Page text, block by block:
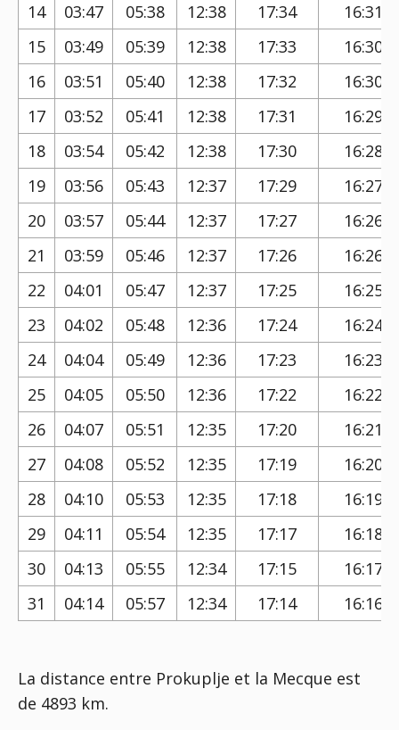
14
03:47 05:38 12:38 17:34
16:31
15
03:49 05:39 12:38 17:33
16:30
16
03:51 05:40 12:38 17:32
16:30
17
03:52 05:41 12:38 17:31
16:29
18
03:54 05:42 12:38 17:30
16:28
19
03:56 05:43 12:37 17:29
16:27
20
03:57 05:44 12:37 17:27
16:26
21
03:59 05:46 12:37 17:26
16:26
22
04:01 05:47 12:37 17:25
16:25
23
04:02 05:48 12:36 17:24
16:24
24
04:04 05:49 12:36 17:23
16:23
25
04:05 05:50 12:36 17:22
16:22
26
04:07 05:51 12:35 17:20
16:21
27
04:08 05:52 12:35 17:19
16:20
28
04:10 05:53 12:35 17:18
16:19
29
04:11 05:54 12:35 17:17
16:18
30
04:13 05:55 12:34 17:15
16:17
31
04:14 05:57 12:34 17:14 16:16
La distance entre Prokuplje et la Mecque est
de 4893 km.